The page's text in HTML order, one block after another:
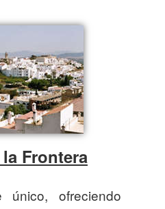
Frontera
ofreciendo